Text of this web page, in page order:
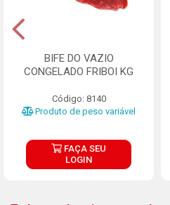
BIFE DO VAZIO
CONGELADO FRIBOI KG
Código: 8140
Produto de peso variável
FAÇA SEU
LOGIN